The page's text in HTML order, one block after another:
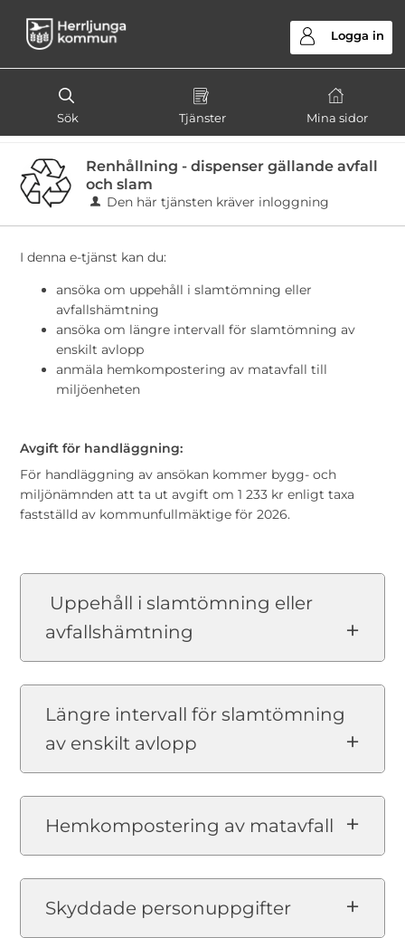
e-
tjänster
Herrljunga
kommun
Sök Tjänster Mina sidor
Logga in
Renhållning - dispenser gällande avfall
och slam
Den här tjänsten kräver inloggning
I denna e-tjänst kan du:
ansöka om uppehåll i slamtömning eller
avfallshämtning
ansöka om längre intervall för slamtömning av
enskilt avlopp
anmäla hemkompostering av matavfall till
miljöenheten
Avgift för handläggning:
För handläggning av ansökan kommer bygg- och
miljönämnden att ta ut avgift om 1 233 kr enligt taxa
fastställd av kommunfullmäktige för 2026.
Uppehåll i slamtömning eller
avfallshämtning
Längre intervall för slamtömning
av enskilt avlopp
Hemkompostering av matavfall
Skyddade personuppgifter